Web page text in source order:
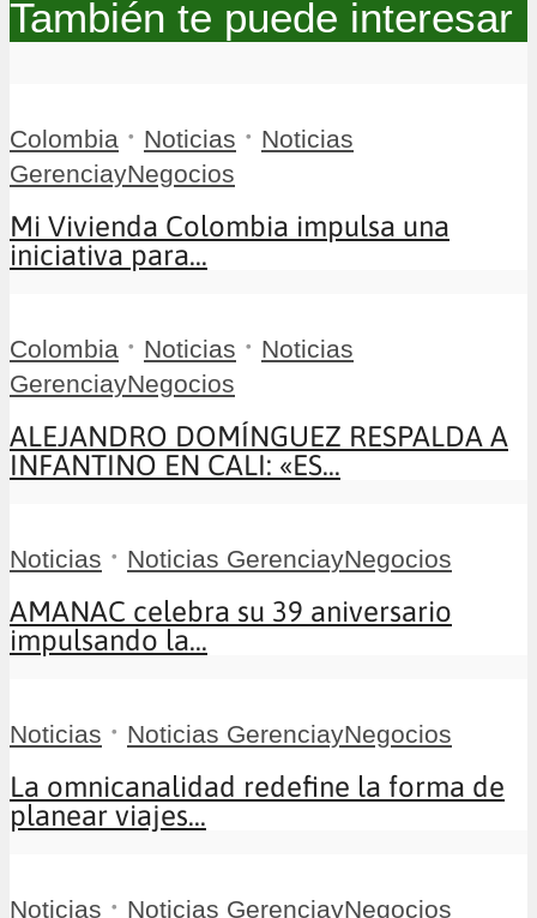
También te puede interesar
Colombia • Noticias • Noticias
GerenciayNegocios
Mi Vivienda Colombia impulsa una
iniciativa para...
Colombia • Noticias • Noticias
GerenciayNegocios
ALEJANDRO DOMÍNGUEZ RESPALDA A
INFANTINO EN CALI: «ES...
Noticias • Noticias GerenciayNegocios
AMANAC celebra su 39 aniversario
impulsando la...
Noticias • Noticias GerenciayNegocios
La omnicanalidad redefine la forma de
planear viajes...
Noticias • Noticias GerenciayNegocios